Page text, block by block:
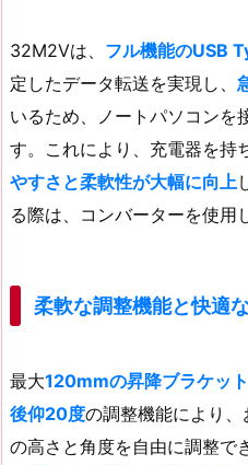
32M2Vは、 フル機能のUSB
定したデータ転送を実現し、
いるため、ノートパソコンを
す。これにより、充電器を持
やすさと柔軟性が大幅に向上
る際は、コンバーターを使用
柔軟な調整機能と快適
最大120mmの昇降ブラケット
後仰20度の調整機能により
の高さと角度を自由に調整で